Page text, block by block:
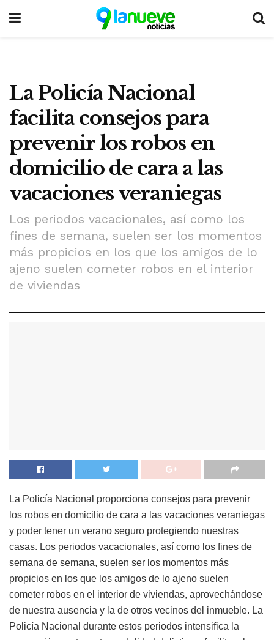
La Policía Nacional
facilita consejos para
prevenir los robos en
domicilio de cara a las
vacaciones veraniegas
Los periodos vacacionales, así como los
fines de semana, suelen ser los momentos
más propicios en los que los amigos de lo
ajeno suelen cometer robos en el interior
de viviendas
La Policía Nacional proporciona consejos para prevenir
los robos en domicilio de cara a las vacaciones veraniegas
y poder tener un verano seguro protegiendo nuestras
casas. Los periodos vacacionales, así como los fines de
semana de semana, suelen ser los momentos más
propicios en los que los amigos de lo ajeno suelen
cometer robos en el interior de viviendas, aprovechándose
de nuestra ausencia y la de otros vecinos del inmueble. La
Policía Nacional durante estos periodos intensifica la